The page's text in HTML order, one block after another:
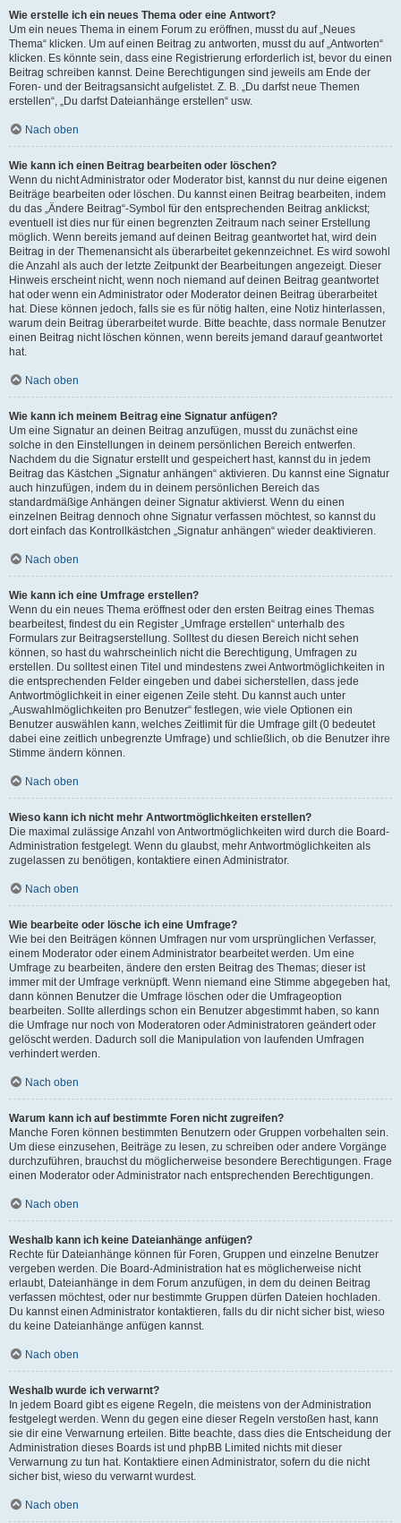
Wie erstelle ich ein neues Thema oder eine Antwort?
Um ein neues Thema in einem Forum zu eröffnen, musst du auf „Neues
Thema“ klicken. Um auf einen Beitrag zu antworten, musst du auf „Antworten“
klicken. Es könnte sein, dass eine Registrierung erforderlich ist, bevor du einen
Beitrag schreiben kannst. Deine Berechtigungen sind jeweils am Ende der
Foren- und der Beitragsansicht aufgelistet. Z. B. „Du darfst neue Themen
erstellen“, „Du darfst Dateianhänge erstellen“ usw.
Nach oben
Wie kann ich einen Beitrag bearbeiten oder löschen?
Wenn du nicht Administrator oder Moderator bist, kannst du nur deine eigenen
Beiträge bearbeiten oder löschen. Du kannst einen Beitrag bearbeiten, indem
du das „Ändere Beitrag“-Symbol für den entsprechenden Beitrag anklickst;
eventuell ist dies nur für einen begrenzten Zeitraum nach seiner Erstellung
möglich. Wenn bereits jemand auf deinen Beitrag geantwortet hat, wird dein
Beitrag in der Themenansicht als überarbeitet gekennzeichnet. Es wird sowohl
die Anzahl als auch der letzte Zeitpunkt der Bearbeitungen angezeigt. Dieser
Hinweis erscheint nicht, wenn noch niemand auf deinen Beitrag geantwortet
hat oder wenn ein Administrator oder Moderator deinen Beitrag überarbeitet
hat. Diese können jedoch, falls sie es für nötig halten, eine Notiz hinterlassen,
warum dein Beitrag überarbeitet wurde. Bitte beachte, dass normale Benutzer
einen Beitrag nicht löschen können, wenn bereits jemand darauf geantwortet
hat.
Nach oben
Wie kann ich meinem Beitrag eine Signatur anfügen?
Um eine Signatur an deinen Beitrag anzufügen, musst du zunächst eine
solche in den Einstellungen in deinem persönlichen Bereich entwerfen.
Nachdem du die Signatur erstellt und gespeichert hast, kannst du in jedem
Beitrag das Kästchen „Signatur anhängen“ aktivieren. Du kannst eine Signatur
auch hinzufügen, indem du in deinem persönlichen Bereich das
standardmäßige Anhängen deiner Signatur aktivierst. Wenn du einen
einzelnen Beitrag dennoch ohne Signatur verfassen möchtest, so kannst du
dort einfach das Kontrollkästchen „Signatur anhängen“ wieder deaktivieren.
Nach oben
Wie kann ich eine Umfrage erstellen?
Wenn du ein neues Thema eröffnest oder den ersten Beitrag eines Themas
bearbeitest, findest du ein Register „Umfrage erstellen“ unterhalb des
Formulars zur Beitragserstellung. Solltest du diesen Bereich nicht sehen
können, so hast du wahrscheinlich nicht die Berechtigung, Umfragen zu
erstellen. Du solltest einen Titel und mindestens zwei Antwortmöglichkeiten in
die entsprechenden Felder eingeben und dabei sicherstellen, dass jede
Antwortmöglichkeit in einer eigenen Zeile steht. Du kannst auch unter
„Auswahlmöglichkeiten pro Benutzer“ festlegen, wie viele Optionen ein
Benutzer auswählen kann, welches Zeitlimit für die Umfrage gilt (0 bedeutet
dabei eine zeitlich unbegrenzte Umfrage) und schließlich, ob die Benutzer ihre
Stimme ändern können.
Nach oben
Wieso kann ich nicht mehr Antwortmöglichkeiten erstellen?
Die maximal zulässige Anzahl von Antwortmöglichkeiten wird durch die Board-
Administration festgelegt. Wenn du glaubst, mehr Antwortmöglichkeiten als
zugelassen zu benötigen, kontaktiere einen Administrator.
Nach oben
Wie bearbeite oder lösche ich eine Umfrage?
Wie bei den Beiträgen können Umfragen nur vom ursprünglichen Verfasser,
einem Moderator oder einem Administrator bearbeitet werden. Um eine
Umfrage zu bearbeiten, ändere den ersten Beitrag des Themas; dieser ist
immer mit der Umfrage verknüpft. Wenn niemand eine Stimme abgegeben hat,
dann können Benutzer die Umfrage löschen oder die Umfrageoption
bearbeiten. Sollte allerdings schon ein Benutzer abgestimmt haben, so kann
die Umfrage nur noch von Moderatoren oder Administratoren geändert oder
gelöscht werden. Dadurch soll die Manipulation von laufenden Umfragen
verhindert werden.
Nach oben
Warum kann ich auf bestimmte Foren nicht zugreifen?
Manche Foren können bestimmten Benutzern oder Gruppen vorbehalten sein.
Um diese einzusehen, Beiträge zu lesen, zu schreiben oder andere Vorgänge
durchzuführen, brauchst du möglicherweise besondere Berechtigungen. Frage
einen Moderator oder Administrator nach entsprechenden Berechtigungen.
Nach oben
Weshalb kann ich keine Dateianhänge anfügen?
Rechte für Dateianhänge können für Foren, Gruppen und einzelne Benutzer
vergeben werden. Die Board-Administration hat es möglicherweise nicht
erlaubt, Dateianhänge in dem Forum anzufügen, in dem du deinen Beitrag
verfassen möchtest, oder nur bestimmte Gruppen dürfen Dateien hochladen.
Du kannst einen Administrator kontaktieren, falls du dir nicht sicher bist, wieso
du keine Dateianhänge anfügen kannst.
Nach oben
Weshalb wurde ich verwarnt?
In jedem Board gibt es eigene Regeln, die meistens von der Administration
festgelegt werden. Wenn du gegen eine dieser Regeln verstoßen hast, kann
sie dir eine Verwarnung erteilen. Bitte beachte, dass dies die Entscheidung der
Administration dieses Boards ist und phpBB Limited nichts mit dieser
Verwarnung zu tun hat. Kontaktiere einen Administrator, sofern du die nicht
sicher bist, wieso du verwarnt wurdest.
Nach oben